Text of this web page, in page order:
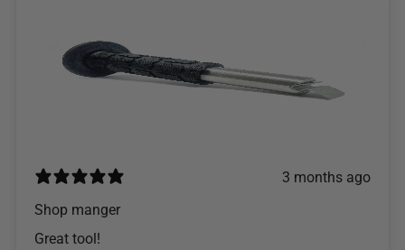
3 months ago
Shop manger
Great tool!